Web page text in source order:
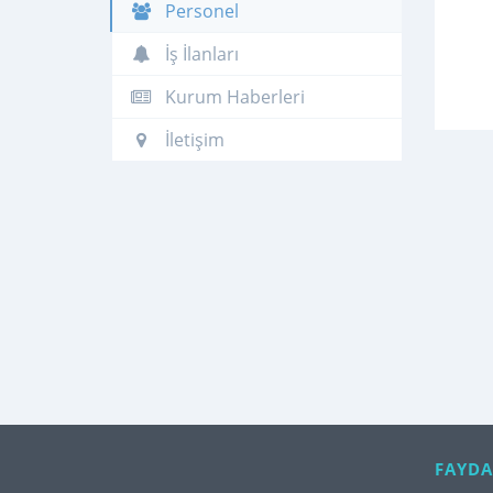
Personel
İş İlanları
Kurum Haberleri
İletişim